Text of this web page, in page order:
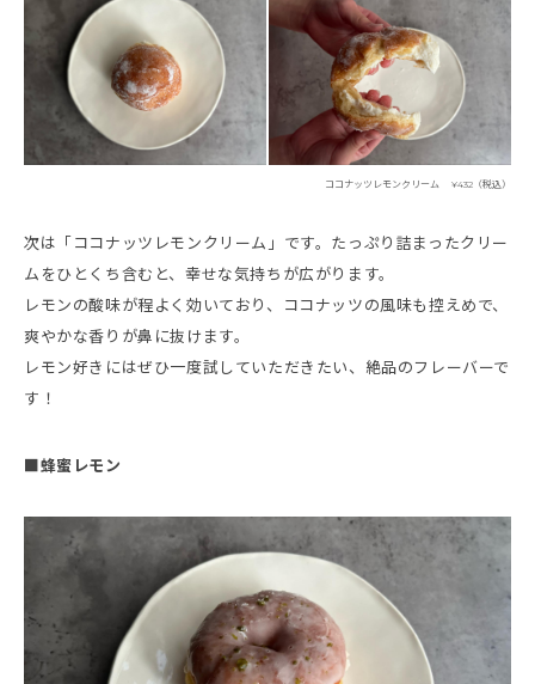
ココナッツレモンクリーム ¥432（税込）
次は「ココナッツレモンクリーム」です。たっぷり詰まったクリー
ムをひとくち含むと、幸せな気持ちが広がります。
レモンの酸味が程よく効いており、ココナッツの風味も控えめで、
爽やかな香りが鼻に抜けます。
レモン好きにはぜひ一度試していただきたい、絶品のフレーバーで
す！
■蜂蜜レモン